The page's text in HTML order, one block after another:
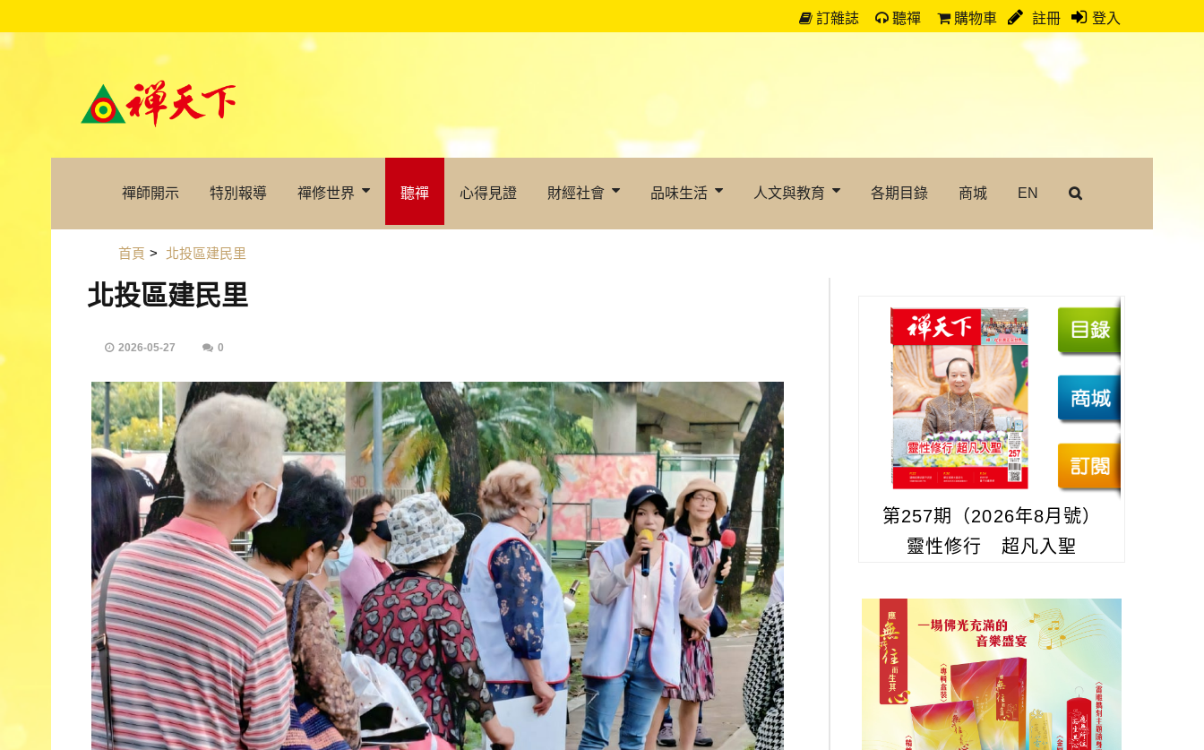
訂雜誌 聽禪 購物車 註冊 登入
禪師開示 特別報導 禪修世界 聽禪 心得見證 財經社會 品味生活 人文與教育 各期目錄 商城 EN
首頁 > 北投區建民里
北投區建民里
2026-05-27 0
第257期（2026年8月號）
靈性修行 超凡入聖